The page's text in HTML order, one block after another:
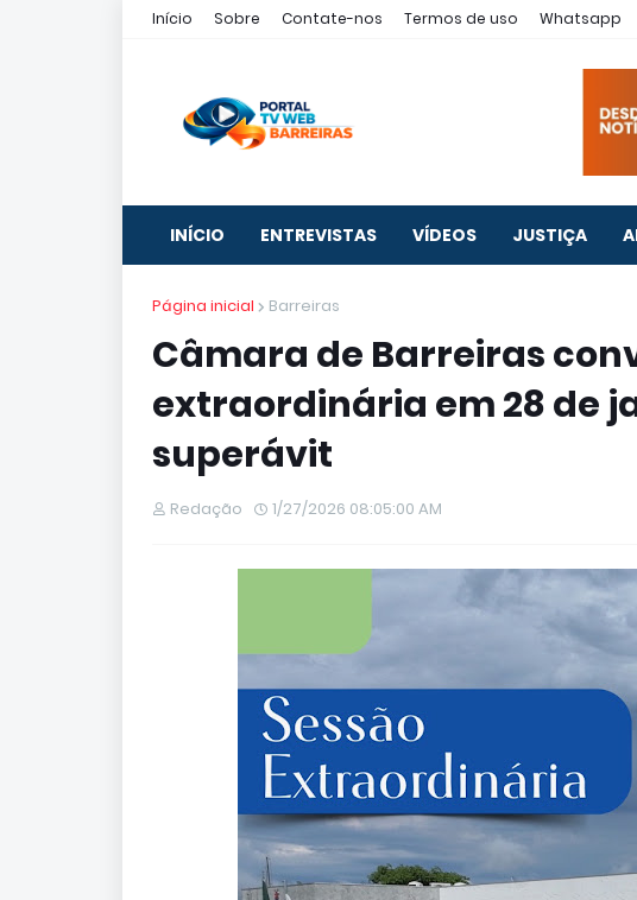
Início Sobre Contate-nos Termos de uso Whatsapp
INÍCIO ENTREVISTAS VÍDEOS JUSTIÇA
Página inicial Barreiras
Câmara de Barreiras
extraordinária em 28 de
superávit
Redação 1/27/2026 08:05:00 AM